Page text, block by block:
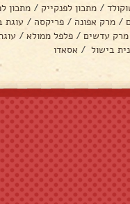
/ מתכון לפנקייק / מתכון
/ מרק אפונה / פריקסה / עוגת
מרק עדשים / פלפל ממולא /
בישול / אסאדו